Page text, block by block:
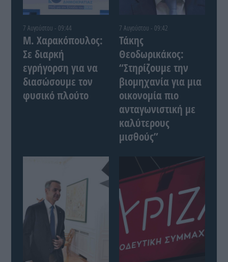
7 Αυγούστου - 09:44
Μ. Χαρακόπουλος:
Σε διαρκή
εγρήγορση για να
διασώσουμε τον
φυσικό πλούτο
7 Αυγούστου - 09:42
Τάκης
Θεοδωρικάκος:
“Στηρίζουμε την
βιομηχανία για μια
οικονομία πιο
ανταγωνιστική με
καλύτερους
μισθούς”